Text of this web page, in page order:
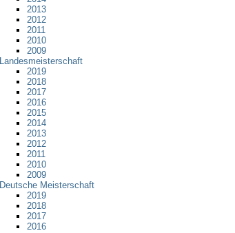
2013
2012
2011
2010
2009
Landesmeisterschaft
2019
2018
2017
2016
2015
2014
2013
2012
2011
2010
2009
Deutsche Meisterschaft
2019
2018
2017
2016